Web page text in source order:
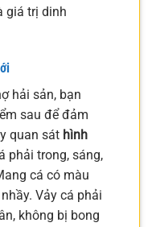
giá trị dinh
hải sản, bạn
sau để đảm
quan sát hình
phải trong, sáng,
cá có màu
Vảy cá phải
không bị bong